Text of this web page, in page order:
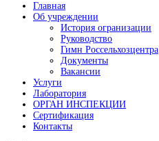
Главная
Об учреждении
История огранизации
Руководство
Гимн Россельхозцентра
Документы
Вакансии
Услуги
Лаборатория
ОРГАН ИНСПЕКЦИИ
Сертификация
Контакты